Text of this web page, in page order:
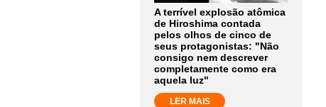
A terrível explosão atômica
de Hiroshima contada
pelos olhos de cinco de
seus protagonistas: "Não
consigo nem descrever
completamente como era
aquela luz"
LER MAIS